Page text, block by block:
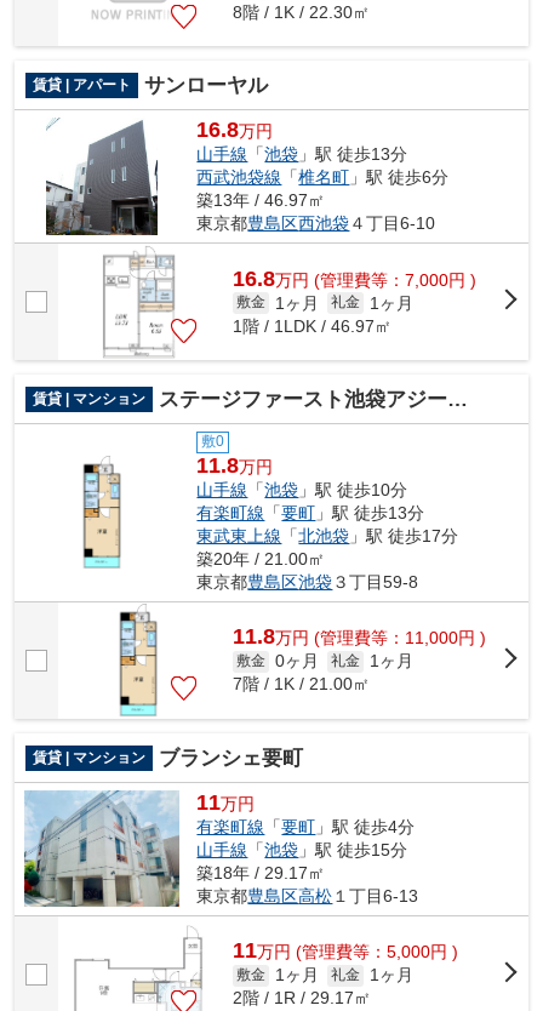
8階 / 1K / 22.30㎡
賃貸 | アパート サンローヤル
16.8万円
山手線 「池袋 」駅 徒歩13分
西武池袋線 「椎名町 」駅 徒歩6分
築13年 / 46.97㎡
東京都豊島区西池袋４丁目6-10
16.8万円 (管理費等：7,000円 )
敷金 1ヶ月 礼金
1ヶ月
1階 / 1LDK / 46.97㎡
賃貸 | マンション ステージファースト池袋アジールコート
敷0
11.8万円
山手線 「池袋 」駅 徒歩10分
有楽町線 「要町 」駅 徒歩13分
東武東上線 「北池袋 」駅 徒歩17分
築20年 / 21.00㎡
東京都豊島区池袋３丁目59-8
11.8万円 (管理費等：11,000円 )
敷金 0ヶ月 礼金
1ヶ月
7階 / 1K / 21.00㎡
賃貸 | マンション ブランシェ要町
11万円
有楽町線 「要町 」駅 徒歩4分
山手線 「池袋 」駅 徒歩15分
築18年 / 29.17㎡
東京都豊島区高松 １丁目6-13
11万円 (管理費等：5,000円 )
敷金 1ヶ月 礼金
1ヶ月
2階 / 1R / 29.17㎡